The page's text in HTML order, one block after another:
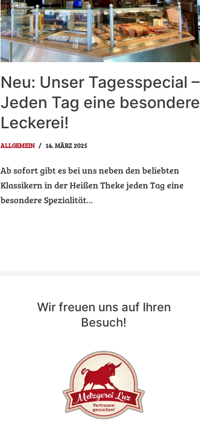
Neu: Unser Tagesspecial –
Jeden Tag eine besondere
Leckerei!
ALLGEMEIN 14. MÄRZ 2025
Ab sofort gibt es bei uns neben den beliebten
Klassikern in der Heißen Theke jeden Tag eine
besondere Spezialität…
Wir freuen uns auf Ihren
Besuch!